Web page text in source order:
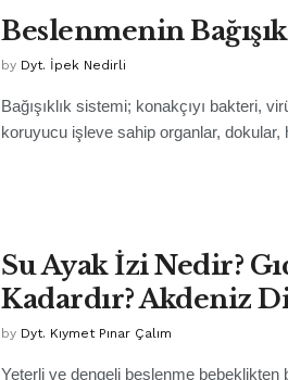
Beslenmenin
by Dyt. İpek Nedirli
Bağışıklık sistemi; konakçıyı bakteri,
koruyucu işleve sahip organlar,
Su Ayak İzi Nedir?
Kadardır? Akdeniz
by Dyt. Kıymet Pınar Çalım
Yeterli ve dengeli beslenme bebeklikten